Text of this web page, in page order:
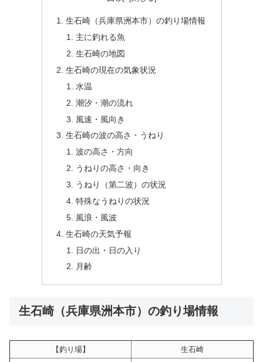
生石崎（兵庫県洲本市）の釣り場情報
主に釣れる魚
生石崎の地図
生石崎の現在の気象状況
水温
潮汐・潮の流れ
風速・風向き
生石崎の波の高さ・うねり
波の高さ・方向
うねりの高さ・向き
うねり（第二波）の状況
特殊なうねりの状況
風浪・風波
生石崎の天気予報
日の出・日の入り
月齢
生石崎（兵庫県洲本市）の釣り場情報
【釣り場】
生石崎